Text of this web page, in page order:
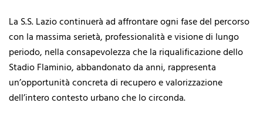
La S.S. Lazio continuerà ad affrontare ogni fase del percorso
con la massima serietà, professionalità e visione di lungo
periodo, nella consapevolezza che la riqualificazione dello
Stadio Flaminio, abbandonato da anni, rappresenta
un’opportunità concreta di recupero e valorizzazione
dell’intero contesto urbano che lo circonda.